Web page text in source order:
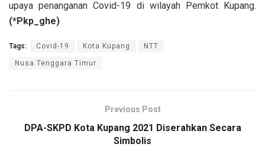
upaya penanganan Covid-19 di wilayah Pemkot Kupang.
(*Pkp_ghe)
Tags: Covid-19 Kota Kupang NTT
Nusa Tenggara Timur
Previous Post
DPA-SKPD Kota Kupang 2021 Diserahkan Secara
Simbolis